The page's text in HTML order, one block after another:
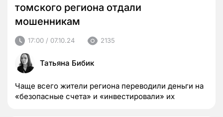
томского региона отдали
мошенникам
17:00 / 07.10.24 2135
Татьяна Бибик
Чаще всего жители региона переводили деньги на
«безопасные счета» и «инвестировали» их